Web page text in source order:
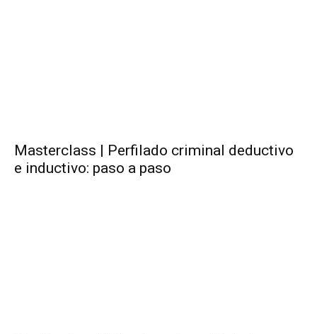
Masterclass | Perfilado criminal deductivo
e inductivo: paso a paso